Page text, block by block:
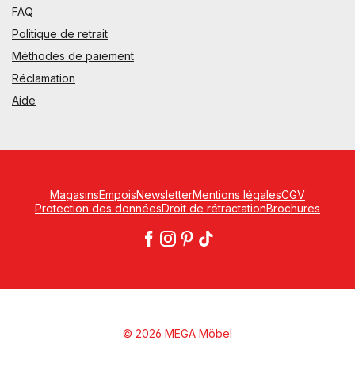
FAQ
Politique de retrait
Méthodes de paiement
Réclamation
Aide
MagasinsEmpoisNewsletterMentions légalesCGV
Protection des donnéesDroit de rétractationBrochures
© 2026 MEGA Möbel